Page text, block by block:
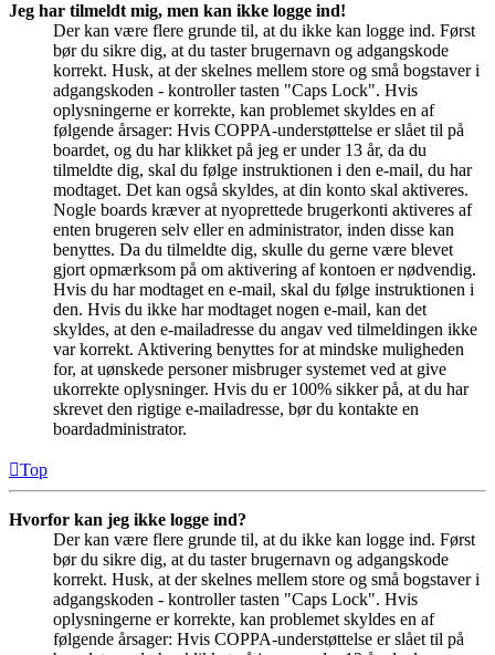
Jeg har tilmeldt mig, men kan ikke logge ind!
Der kan være flere grunde til, at du ikke kan logge ind. Først
bør du sikre dig, at du taster brugernavn og adgangskode
korrekt. Husk, at der skelnes mellem store og små bogstaver i
adgangskoden - kontroller tasten "Caps Lock". Hvis
oplysningerne er korrekte, kan problemet skyldes en af
følgende årsager: Hvis COPPA-understøttelse er slået til på
boardet, og du har klikket på jeg er under 13 år, da du
tilmeldte dig, skal du følge instruktionen i den e-mail, du har
modtaget. Det kan også skyldes, at din konto skal aktiveres.
Nogle boards kræver at nyoprettede brugerkonti aktiveres af
enten brugeren selv eller en administrator, inden disse kan
benyttes. Da du tilmeldte dig, skulle du gerne være blevet
gjort opmærksom på om aktivering af kontoen er nødvendig.
Hvis du har modtaget en e-mail, skal du følge instruktionen i
den. Hvis du ikke har modtaget nogen e-mail, kan det
skyldes, at den e-mailadresse du angav ved tilmeldingen ikke
var korrekt. Aktivering benyttes for at mindske muligheden
for, at uønskede personer misbruger systemet ved at give
ukorrekte oplysninger. Hvis du er 100% sikker på, at du har
skrevet den rigtige e-mailadresse, bør du kontakte en
boardadministrator.
Top
Hvorfor kan jeg ikke logge ind?
Der kan være flere grunde til, at du ikke kan logge ind. Først
bør du sikre dig, at du taster brugernavn og adgangskode
korrekt. Husk, at der skelnes mellem store og små bogstaver i
adgangskoden - kontroller tasten "Caps Lock". Hvis
oplysningerne er korrekte, kan problemet skyldes en af
følgende årsager: Hvis COPPA-understøttelse er slået til på